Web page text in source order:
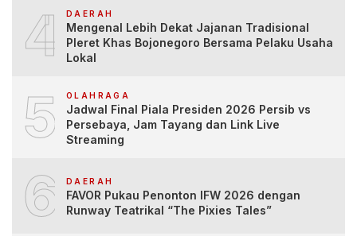
4 DAERAH
Mengenal Lebih Dekat Jajanan Tradisional
Pleret Khas Bojonegoro Bersama Pelaku Usaha
Lokal
5 OLAHRAGA
Jadwal Final Piala Presiden 2026 Persib vs
Persebaya, Jam Tayang dan Link Live
Streaming
6 DAERAH
FAVOR Pukau Penonton IFW 2026 dengan
Runway Teatrikal “The Pixies Tales”